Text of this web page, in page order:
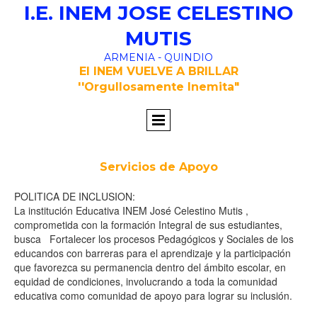
I.E. INEM JOSE CELESTINO
MUTIS
ARMENIA - QUINDIO
El INEM VUELVE A BRILLAR
''Orgullosamente Inemita"
Servicios de Apoyo
POLITICA DE INCLUSION:
La institución Educativa INEM José Celestino Mutis ,
comprometida con la formación Integral de sus estudiantes,
busca Fortalecer los procesos Pedagógicos y Sociales de los
educandos con barreras para el aprendizaje y la participación
que favorezca su permanencia dentro del ámbito escolar, en
equidad de condiciones, involucrando a toda la comunidad
educativa como comunidad de apoyo para lograr su inclusión.